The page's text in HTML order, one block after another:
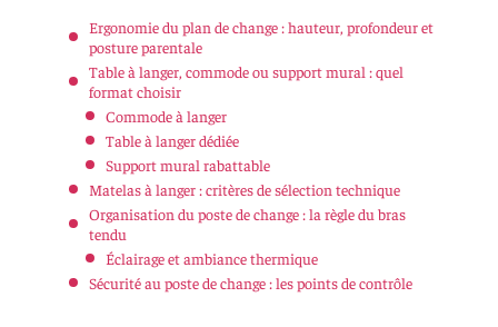
Ergonomie du plan de change : hauteur, profondeur et
posture parentale
Table à langer, commode ou support mural : quel
format choisir
Commode à langer
Table à langer dédiée
Support mural rabattable
Matelas à langer : critères de sélection technique
Organisation du poste de change : la règle du bras
tendu
Éclairage et ambiance thermique
Sécurité au poste de change : les points de contrôle